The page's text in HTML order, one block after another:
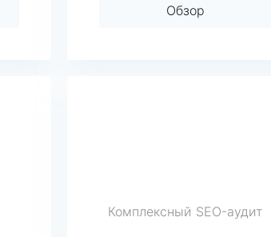
Обзор
Комплексный SEO-аудит